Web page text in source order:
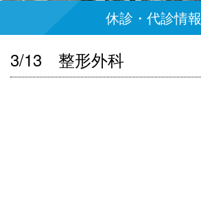
休診・代診情報
3/13 整形外科